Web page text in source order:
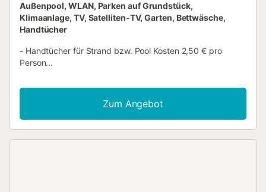
Außenpool, WLAN, Parken auf Grundstück,
Klimaanlage, TV, Satelliten-TV, Garten, Bettwäsche,
Handtücher
- Handtücher für Strand bzw. Pool Kosten 2,50 € pro
Person...
Zum Angebot